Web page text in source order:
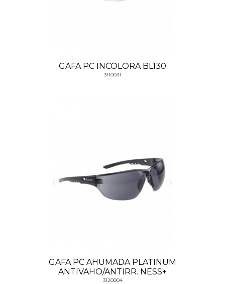
GAFA PC INCOLORA BL130
3110031
GAFA PC AHUMADA PLATINUM
ANTIVAHO/ANTIRR. NESS+
3120004